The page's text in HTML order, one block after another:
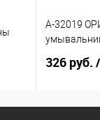
А-32019
326 руб.